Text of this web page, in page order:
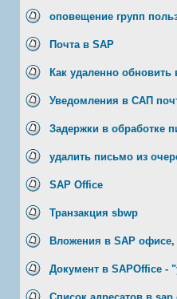
оповещение групп
Почта в SAP
Как удаленно
Уведомления в САП
Задержки в обработке
удалить письмо из
SAP Office
Транзакция sbwp
Вложения в SAP
Документ в SAPOffice -